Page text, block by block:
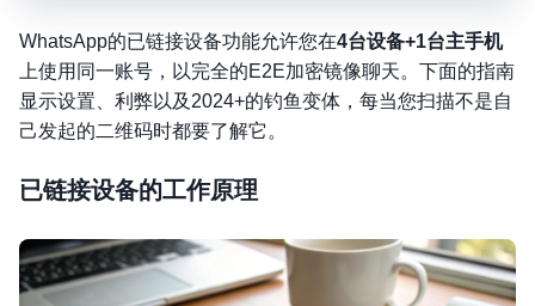
WhatsApp的已链接设备功能允许您在4台设备+1台主手机
上使用同一账号，以完全的E2E加密镜像聊天。下面的指南
显示设置、利弊以及2024+的钓鱼变体，每当您扫描不是自
己发起的二维码时都要了解它。
已链接设备的工作原理